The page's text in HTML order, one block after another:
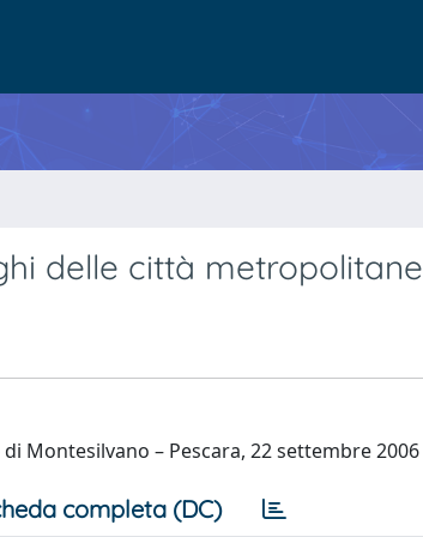
delle città metropolitane
Montesilvano – Pescara, 22 settembre 2006
completa (DC)